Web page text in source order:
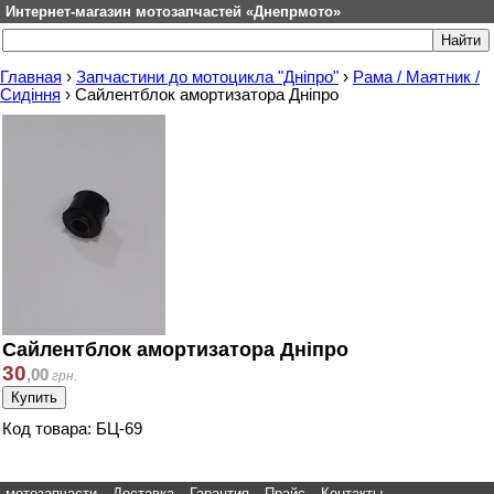
Интернет-магазин мотозапчастей «Днепрмото»
Главная › Запчастини до мотоцикла "Дніпро" › Рама / Маятник /
Сидіння › Сайлентблок амортизатора Дніпро
Сайлентблок амортизатора Дніпро
30,00 грн.
Код товара: БЦ-69